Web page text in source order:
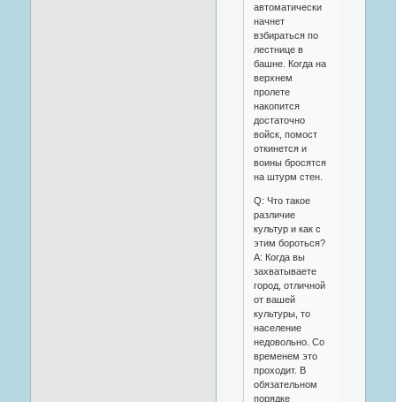
автоматически
начнет
взбираться по
лестнице в
башне. Когда на
верхнем
пролете
накопится
достаточно
войск, помост
откинется и
воины бросятся
на штурм стен.
Q: Что такое
различие
культур и как с
этим бороться?
A: Когда вы
захватываете
город, отличной
от вашей
культуры, то
население
недовольно. Со
временем это
проходит. В
обязательном
порядке